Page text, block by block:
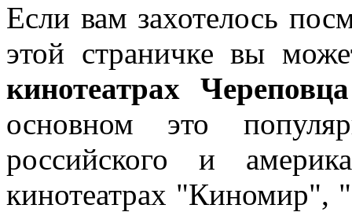
Если вам захотелось
этой страничке вы
кинотеатрах Череповца
основном это
российского и
кинотеатрах